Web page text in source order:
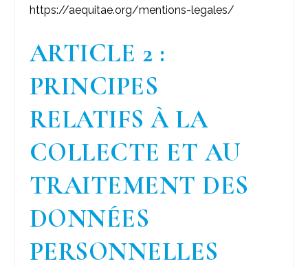
https://aequitae.org/mentions-legales/
ARTICLE 2 :
PRINCIPES
RELATIFS À LA
COLLECTE ET AU
TRAITEMENT DES
DONNÉES
PERSONNELLES